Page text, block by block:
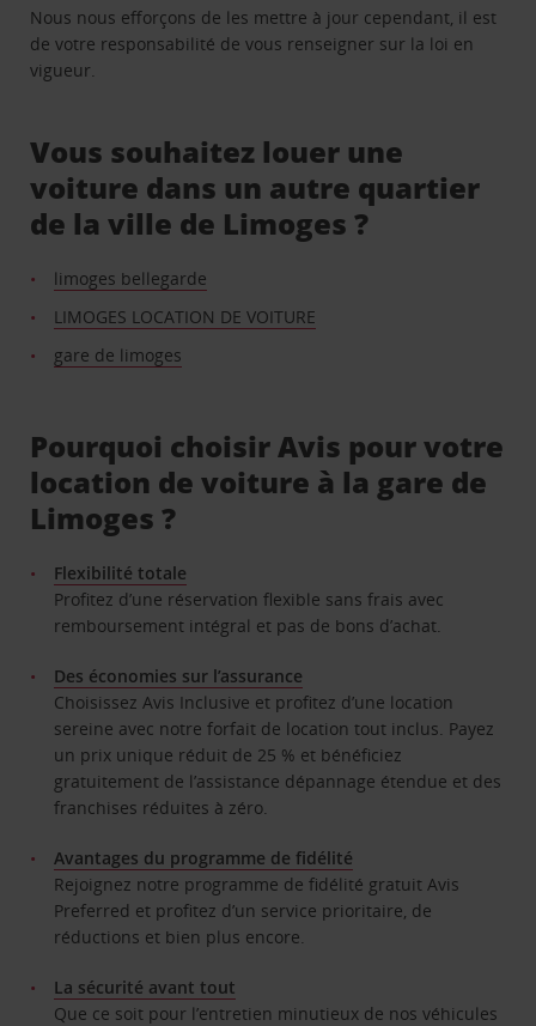
Nous nous efforçons de les mettre à jour cependant, il est
de votre responsabilité de vous renseigner sur la loi en
vigueur.
Vous souhaitez louer une
voiture dans un autre quartier
de la ville de Limoges ?
limoges bellegarde
LIMOGES LOCATION DE VOITURE
gare de limoges
Pourquoi choisir Avis pour votre
location de voiture à la gare de
Limoges ?
Flexibilité totale
Profitez d’une réservation flexible sans frais avec
remboursement intégral et pas de bons d’achat.
Des économies sur l’assurance
Choisissez Avis Inclusive et profitez d’une location
sereine avec notre forfait de location tout inclus. Payez
un prix unique réduit de 25 % et bénéficiez
gratuitement de l’assistance dépannage étendue et des
franchises réduites à zéro.
Avantages du programme de fidélité
Rejoignez notre programme de fidélité gratuit Avis
Preferred et profitez d’un service prioritaire, de
réductions et bien plus encore.
La sécurité avant tout
Que ce soit pour l’entretien minutieux de nos véhicules